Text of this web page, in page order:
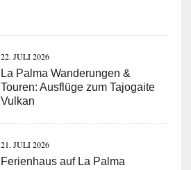
22. JULI 2026
La Palma Wanderungen &
Touren: Ausflüge zum Tajogaite
Vulkan
21. JULI 2026
Ferienhaus auf La Palma